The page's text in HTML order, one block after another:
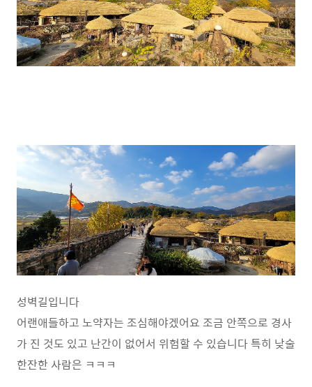
성벽길입니다
어랜애들하고 노약자는 조심해야겠어요 조금 안쪽으로 경사
가 진 것도 있고 난간이 없어서 위험할 수 있습니다 특히 낮술
한잔한 사람은 ㅋㅋㅋ